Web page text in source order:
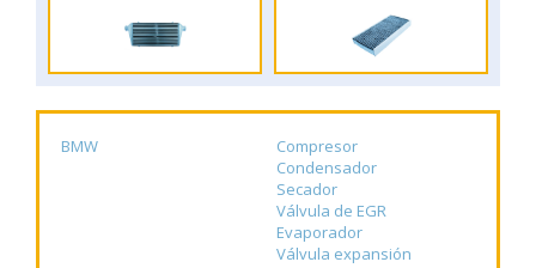
BMW
Compresor
Condensador
Secador
Válvula de EGR
Evaporador
Válvula expansión